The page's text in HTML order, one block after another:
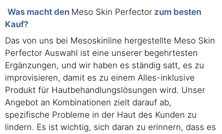
Was macht den Meso Skin Perfector zum besten
Kauf?
Das von uns bei Mesoskinline hergestellte Meso Skin
Perfector Auswahl ist eine unserer begehrtesten
Ergänzungen, und wir haben es ständig satt, es zu
improvisieren, damit es zu einem Alles-inklusive
Produkt für Hautbehandlungslösungen wird. Unser
Angebot an Kombinationen zielt darauf ab,
spezifische Probleme in der Haut des Kunden zu
lindern. Es ist wichtig, sich daran zu erinnern, dass es